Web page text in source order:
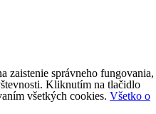
zaistenie správneho fungovania,
Kliknutím na tlačidlo
všetkých cookies. Všetko o